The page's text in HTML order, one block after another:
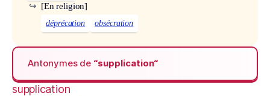
[En religion]
↪
déprécation obsécration
Antonymes de “supplication“
supplication